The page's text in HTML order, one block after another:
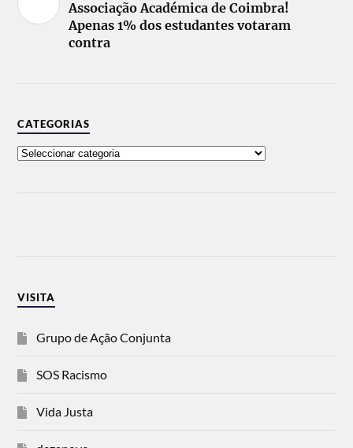
Associação Académica de Coimbra!
Apenas 1% dos estudantes votaram
contra
CATEGORIAS
VISITA
Grupo de Ação Conjunta
SOS Racismo
Vida Justa